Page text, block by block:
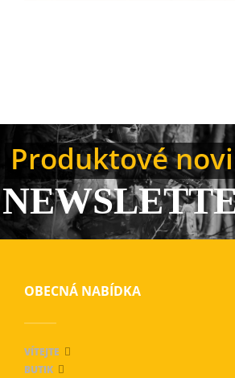
Produktové
OBECNÁ NABÍDKA
VÍTEJTE
BUTIK